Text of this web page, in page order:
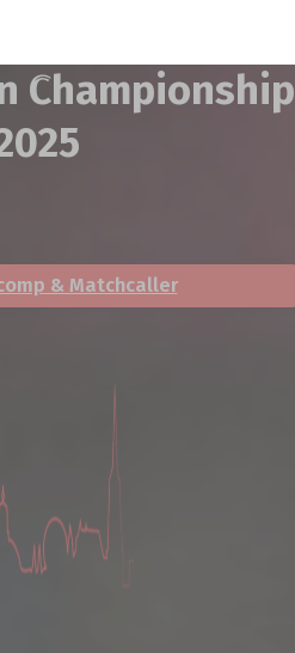
Championship
& Matchcaller